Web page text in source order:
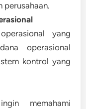
perusahaan.
yang
operasional
kontrol yang
memahami